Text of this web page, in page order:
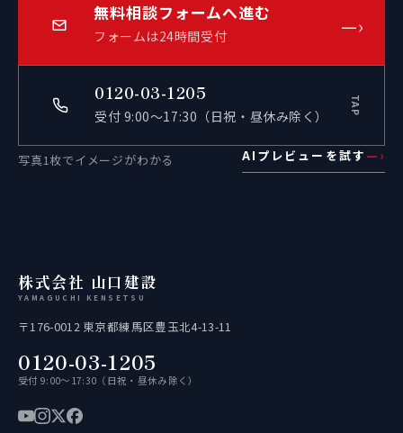
無料相談フォームへ進む
フォームは24時間受付 —›
0120-03-1205
受付 9:00〜17:30（日祝・昼休み除く） TAP
写真1枚でイメージがわかる AIプレビューを試す —›
株式会社 山口建設
YAMAGUCHI KENSETSU
〒176-0012 東京都練馬区豊玉北4-13-11
0120-03-1205
受付 9:00〜17:30（日祝・昼休み除く）